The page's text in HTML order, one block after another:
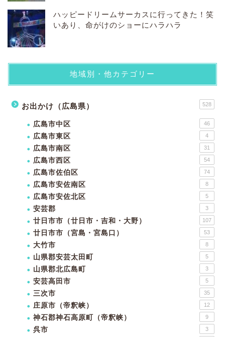
ハッピードリームサーカスに行ってきた！笑
いあり、命がけのショーにハラハラ
地域別・他カテゴリー
お出かけ（広島県） 528
広島市中区 46
広島市東区 4
広島市南区 31
広島市西区 54
広島市佐伯区 74
広島市安佐南区 8
広島市安佐北区 5
安芸郡 3
廿日市市（廿日市・吉和・大野） 107
廿日市市（宮島・宮島口） 53
大竹市 8
山県郡安芸太田町 5
山県郡北広島町 3
安芸高田市 5
三次市 35
庄原市（帝釈峡） 12
神石郡神石高原町（帝釈峡） 9
呉市 3